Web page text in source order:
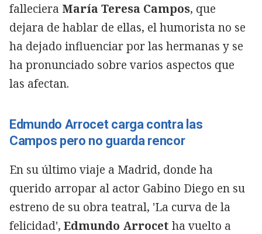
falleciera María Teresa Campos, que
dejara de hablar de ellas, el humorista no se
ha dejado influenciar por las hermanas y se
ha pronunciado sobre varios aspectos que
las afectan.
Edmundo Arrocet carga contra las
Campos pero no guarda rencor
En su último viaje a Madrid, donde ha
querido arropar al actor Gabino Diego en su
estreno de su obra teatral, 'La curva de la
felicidad', Edmundo Arrocet ha vuelto a